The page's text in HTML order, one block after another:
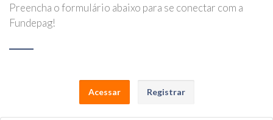
Preencha o formulário abaixo para se conectar com a
Fundepag!
Acessar Registrar